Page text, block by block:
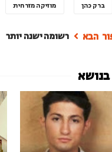
ברק כהן מוזיקה מזרחית
רשומה ישנה יותר